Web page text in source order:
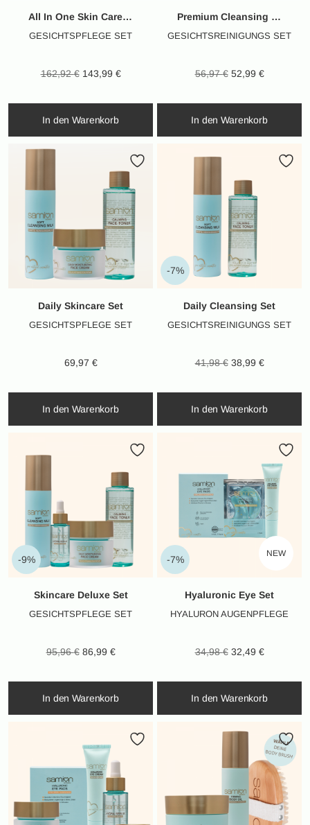
All In One Skin Care Set
GESICHTSPFLEGE SET
162,92€ Ursprünglicher
143,99 €
In den Warenkorb
Premium Cleansing Set
GESICHTSREINIGUNGS SET
56,97€ Ursprünglicher
52,99 €Aktueller
In den Warenkorb
Daily Skincare Set
GESICHTSPFLEGE SET
69,97 €
In den Warenkorb
-7%
Daily Cleansing Set
GESICHTSREINIGUNGS SET
41,98€ Ursprünglicher
38,99 €Aktueller
In den Warenkorb
-9%
Skincare Deluxe Set
GESICHTSPFLEGE SET
95,96€ Ursprünglicher
86,99 €Aktueller
In den Warenkorb
NEW
-7%
Hyaluronic Eye Set
HYALURON AUGENPFLEGE
34,98€ Ursprünglicher
32,49 €Aktueller
In den Warenkorb